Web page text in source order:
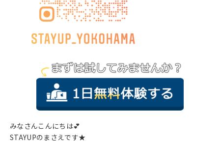
みなさんこんにちは💕
STAYUPのまさえです★